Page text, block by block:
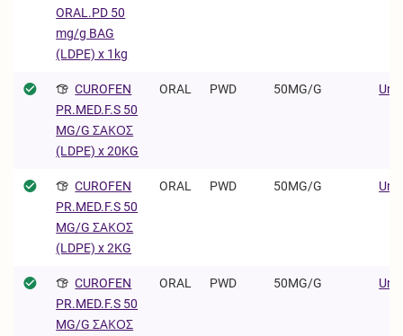
ORAL.PD 50
mg/g BAG
(LDPE) x 1kg
CUROFEN
PR.MED.F.S 50
MG/G ΣΑΚΟΣ
(LDPE) x 20KG
ORAL PWD 50MG/G
CUROFEN
PR.MED.F.S 50
MG/G ΣΑΚΟΣ
(LDPE) x 2KG
ORAL PWD 50MG/G
CUROFEN
PR.MED.F.S 50
MG/G ΣΑΚΟΣ
ORAL PWD 50MG/G